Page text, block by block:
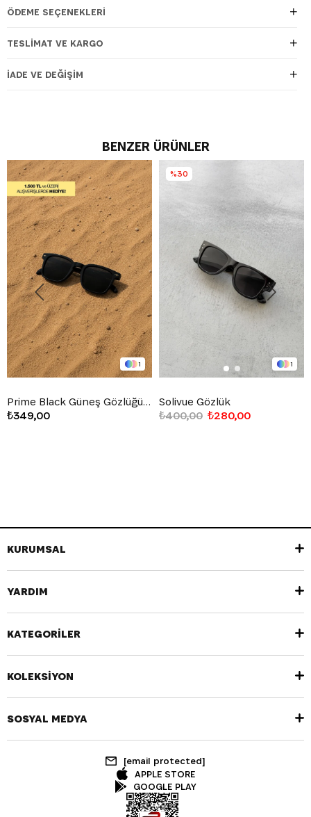
ÖDEME SEÇENEKLERI
TESLIMAT VE KARGO
İADE VE DEĞIŞIM
BENZER ÜRÜNLER
1
Prime Black Güneş Gözlüğü Siyah
₺349,00
1
Solivue Gözlük
₺280,00
₺400,00
%30
KURUMSAL
YARDIM
KATEGORİLER
KOLEKSİYON
SOSYAL MEDYA
[email protected]
APPLE STORE
GOOGLE PLAY